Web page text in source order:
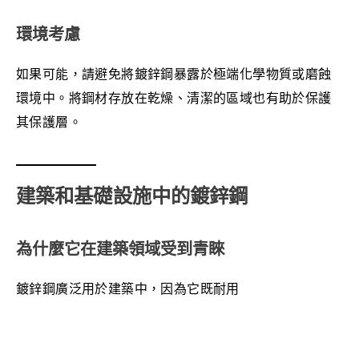
環境考慮
如果可能，請避免將鍍鋅鋼暴露於極端化學物質或磨蝕
環境中。將鋼材存放在乾燥、清潔的區域也有助於保護
其保護層。
建築和基礎設施中的鍍鋅鋼
為什麼它在建築領域受到青睞
鍍鋅鋼廣泛用於建築中，因為它既耐用